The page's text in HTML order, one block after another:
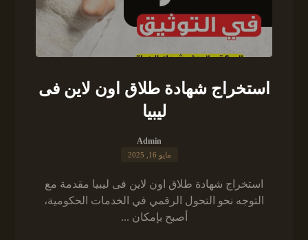
استخراج شهادة طلاق اون لاين فى
ليبيا
Admin
مايو 16, 2025
استخراج شهادة طلاق اون لاين فى ليبيا مقدمة مع
التوجه نحو التحول الرقمي في الخدمات الحكومية،
أصبح بإمكان ...